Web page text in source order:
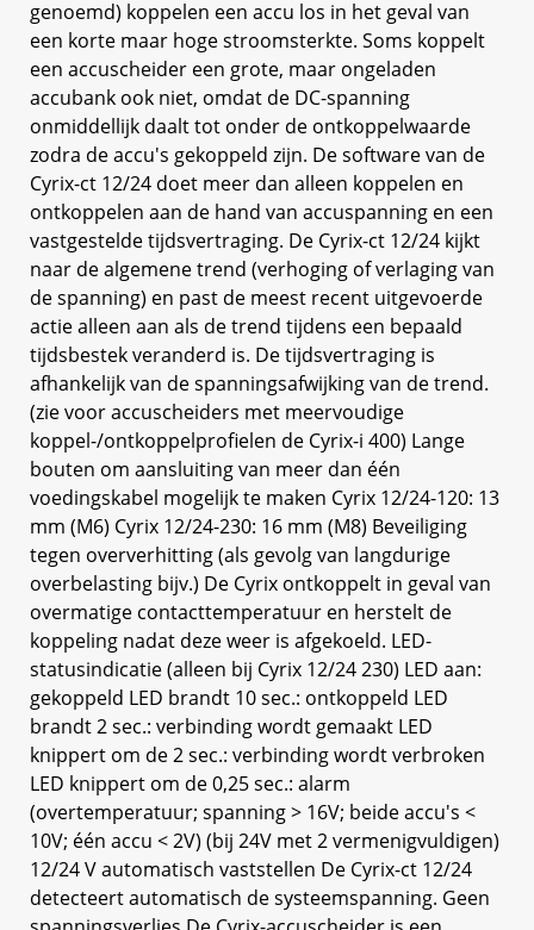
genoemd) koppelen een accu los in het geval van
een korte maar hoge stroomsterkte. Soms koppelt
een accuscheider een grote, maar ongeladen
accubank ook niet, omdat de DC-spanning
onmiddellijk daalt tot onder de ontkoppelwaarde
zodra de accu's gekoppeld zijn. De software van de
Cyrix-ct 12/24 doet meer dan alleen koppelen en
ontkoppelen aan de hand van accuspanning en een
vastgestelde tijdsvertraging. De Cyrix-ct 12/24 kijkt
naar de algemene trend (verhoging of verlaging van
de spanning) en past de meest recent uitgevoerde
actie alleen aan als de trend tijdens een bepaald
tijdsbestek veranderd is. De tijdsvertraging is
afhankelijk van de spanningsafwijking van de trend.
(zie voor accuscheiders met meervoudige
koppel-/ontkoppelprofielen de Cyrix-i 400) Lange
bouten om aansluiting van meer dan één
voedingskabel mogelijk te maken Cyrix 12/24-120: 13
mm (M6) Cyrix 12/24-230: 16 mm (M8) Beveiliging
tegen oververhitting (als gevolg van langdurige
overbelasting bijv.) De Cyrix ontkoppelt in geval van
overmatige contacttemperatuur en herstelt de
koppeling nadat deze weer is afgekoeld. LED-
statusindicatie (alleen bij Cyrix 12/24 230) LED aan:
gekoppeld LED brandt 10 sec.: ontkoppeld LED
brandt 2 sec.: verbinding wordt gemaakt LED
knippert om de 2 sec.: verbinding wordt verbroken
LED knippert om de 0,25 sec.: alarm
(overtemperatuur; spanning > 16V; beide accu's <
10V; één accu < 2V) (bij 24V met 2 vermenigvuldigen)
12/24 V automatisch vaststellen De Cyrix-ct 12/24
detecteert automatisch de systeemspanning. Geen